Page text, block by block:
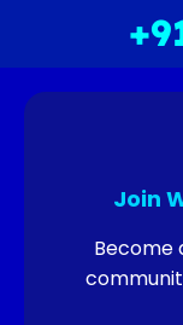
Join
Become